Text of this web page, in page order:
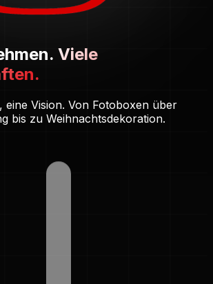
Viele
Vision. Von Fotoboxen über
bis zu Weihnachtsdekoration.